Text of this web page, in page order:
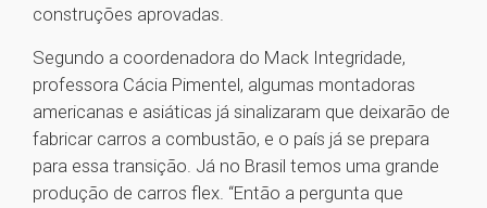
construções aprovadas.
Segundo a coordenadora do Mack Integridade,
professora Cácia Pimentel, algumas montadoras
americanas e asiáticas já sinalizaram que deixarão de
fabricar carros a combustão, e o país já se prepara
para essa transição. Já no Brasil temos uma grande
produção de carros flex. “Então a pergunta que